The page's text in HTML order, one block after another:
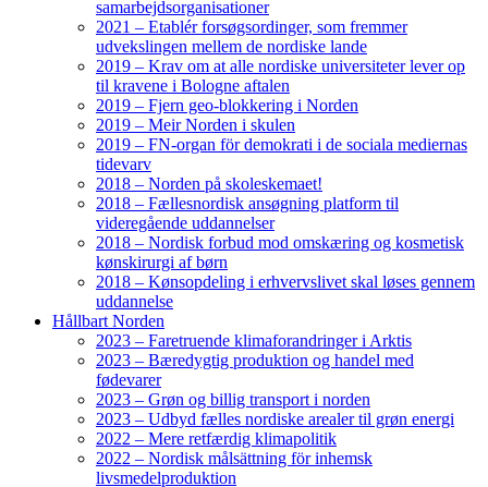
samarbejdsorganisationer
2021 – Etablér forsøgsordinger, som fremmer
udvekslingen mellem de nordiske lande
2019 – Krav om at alle nordiske universiteter lever op
til kravene i Bologne aftalen
2019 – Fjern geo-blokkering i Norden
2019 – Meir Norden i skulen
2019 – FN-organ för demokrati i de sociala mediernas
tidevarv
2018 – Norden på skoleskemaet!
2018 – Fællesnordisk ansøgning platform til
videregående uddannelser
2018 – Nordisk forbud mod omskæring og kosmetisk
kønskirurgi af børn
2018 – Kønsopdeling i erhvervslivet skal løses gennem
uddannelse
Hållbart Norden
2023 – Faretruende klimaforandringer i Arktis
2023 – Bæredygtig produktion og handel med
fødevarer
2023 – Grøn og billig transport i norden
2023 – Udbyd fælles nordiske arealer til grøn energi
2022 – Mere retfærdig klimapolitik
2022 – Nordisk målsättning för inhemsk
livsmedelproduktion